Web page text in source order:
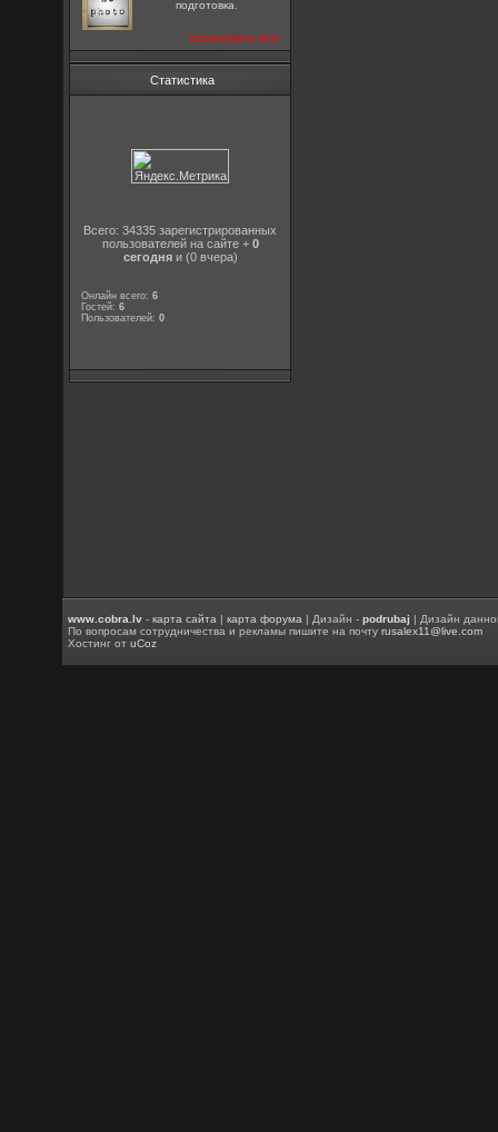
подготовка.
посмотреть все
Статистика
Всего: 34335 зарегистрированных
пользователей на сайте + 0
сегодняи (0 вчера)
Онлайн всего:6
Гостей:6
Пользователей:0
www.cobra.lv -карта сайта |карта форума | Дизайн -podrubaj | Дизайн
По вопросам сотрудничества и рекламы пишите на почтуrusalex11@live.com
Хостинг отuCoz